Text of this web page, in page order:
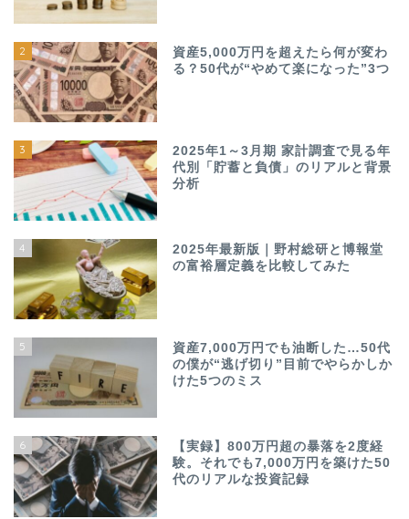
2
資産5,000万円を超えたら何が変わ
る？50代が“やめて楽になった”3つ
3
2025年1～3月期 家計調査で見る年
代別「貯蓄と負債」のリアルと背景
分析
4
2025年最新版｜野村総研と博報堂
の富裕層定義を比較してみた
5
資産7,000万円でも油断した…50代
の僕が“逃げ切り”目前でやらかしか
けた5つのミス
6
【実録】800万円超の暴落を2度経
験。それでも7,000万円を築けた50
代のリアルな投資記録